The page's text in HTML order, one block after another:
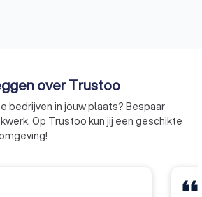
over Trustoo
bedrijven in jouw plaats? Bespaar
Op Trustoo kun jij een geschikte